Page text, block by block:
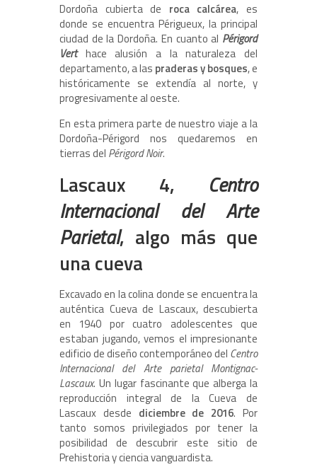
Dordoña cubierta de roca calcárea, es
donde se encuentra Périgueux, la principal
ciudad de la Dordoña. En cuanto al Périgord
Vert hace alusión a la naturaleza del
departamento, a las praderas y bosques, e
históricamente se extendía al norte, y
progresivamente al oeste.
En esta primera parte de nuestro viaje a la
Dordoña-Périgord nos quedaremos en
tierras del Périgord Noir.
Lascaux 4, Centro
Internacional del Arte
Parietal, algo más que
una cueva
Excavado en la colina donde se encuentra la
auténtica Cueva de Lascaux, descubierta
en 1940 por cuatro adolescentes que
estaban jugando, vemos el impresionante
edificio de diseño contemporáneo del Centro
Internacional del Arte parietal Montignac-
Lascaux. Un lugar fascinante que alberga la
reproducción integral de la Cueva de
Lascaux desde diciembre de 2016. Por
tanto somos privilegiados por tener la
posibilidad de descubrir este sitio de
Prehistoria y ciencia vanguardista.